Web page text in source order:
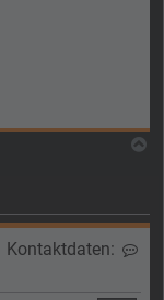
Kontaktdaten: